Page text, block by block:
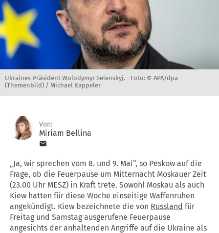
Ukraines Präsident Wolodymyr Selenskyj. - Foto: © APA/dpa
(Themenbild) / Michael Kappeler
Von:
Miriam Bellina
„Ja, wir sprechen vom 8. und 9. Mai“, so Peskow auf die
Frage, ob die Feuerpause um Mitternacht Moskauer Zeit
(23.00 Uhr MESZ) in Kraft trete. Sowohl Moskau als auch
Kiew hatten für diese Woche einseitige Waffenruhen
angekündigt. Kiew bezeichnete die von Russland für
Freitag und Samstag ausgerufene Feuerpause
angesichts der anhaltenden Angriffe auf die Ukraine als